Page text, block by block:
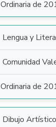
Ordinaria de
Lengua y
Comunidad
Ordinaria de
Dibujo